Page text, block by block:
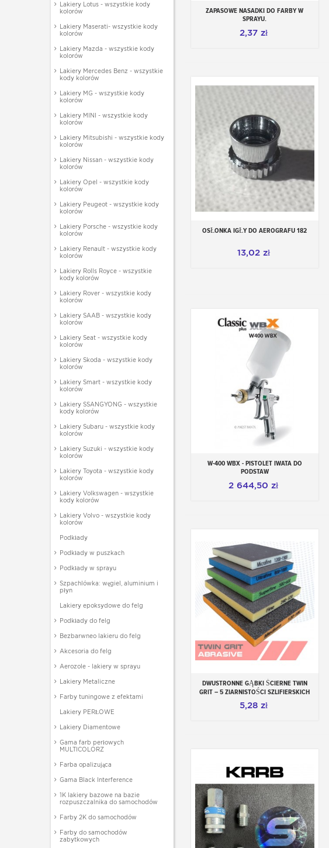
Lakiery Lotus - wszystkie kody
kolorów
Lakiery Maserati- wszystkie kody
kolorów
Lakiery Mazda - wszystkie kody
kolorów
Lakiery Mercedes Benz - wszystkie
kody kolorów
Lakiery MG - wszystkie kody
kolorów
Lakiery MINI - wszystkie kody
kolorów
Lakiery Mitsubishi - wszystkie kody
kolorów
Lakiery Nissan - wszystkie kody
kolorów
Lakiery Opel - wszystkie kody
kolorów
Lakiery Peugeot - wszystkie kody
kolorów
Lakiery Porsche - wszystkie kody
kolorów
Lakiery Renault - wszystkie kody
kolorów
Lakiery Rolls Royce - wszystkie
kody kolorów
Lakiery Rover - wszystkie kody
kolorów
Lakiery SAAB - wszystkie kody
kolorów
Lakiery Seat - wszystkie kody
kolorów
Lakiery Skoda - wszystkie kody
kolorów
Lakiery Smart - wszystkie kody
kolorów
Lakiery SSANGYONG - wszystkie
kody kolorów
Lakiery Subaru - wszystkie kody
kolorów
Lakiery Suzuki - wszystkie kody
kolorów
Lakiery Toyota - wszystkie kody
kolorów
Lakiery Volkswagen - wszystkie
kody kolorów
Lakiery Volvo - wszystkie kody
kolorów
Podkłady
Podkłady w puszkach
Podkłady w sprayu
Szpachlówka: węgiel, aluminium i
płyn
Lakiery epoksydowe do felg
Podkłady do felg
Bezbarwneo lakieru do felg
Akcesoria do felg
Aerozole - lakiery w sprayu
Lakiery Metaliczne
Farby tuningowe z efektami
Lakiery PERŁOWE
Lakiery Diamentowe
Gama farb perłowych
MULTICOLORZ
Farba opalizująca
Gama Black Interference
1K lakiery bazowe na bazie
rozpuszczalnika do samochodów
Farby 2K do samochodów
Farby do samochodów
zabytkowych
Dodaj do koszyka
ZAPASOWE NASADKI DO FARBY W
SPRAYU.
2,37 zł
Dodaj do koszyka
OSŁONKA IGŁY DO AEROGRAFU 182
13,02 zł
Dodaj do koszyka
W-400 WBX - PISTOLET IWATA DO
PODSTAW
2 644,50 zł
Dodaj do koszyka
DWUSTRONNE GĄBKI ŚCIERNE TWIN
GRIT – 5 ZIARNISTOŚCI SZLIFIERSKICH
5,28 zł